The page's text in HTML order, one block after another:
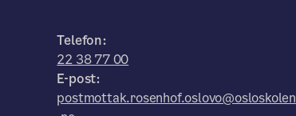
Telefon:
22 38 77 00
E-post:
postmottak.rosenhof.oslovo@osloskolen